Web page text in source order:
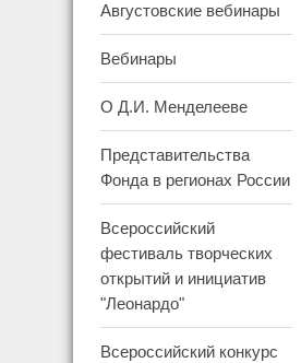
Августовские вебинары
Вебинары
О Д.И. Менделееве
Представительства
Фонда в регионах России
Всероссийский
фестиваль творческих
открытий и инициатив
"Леонардо"
Всероссийский конкурс